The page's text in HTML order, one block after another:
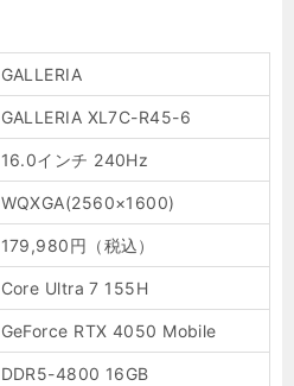
GALLERIA
GALLERIA XL7C-R45-6
16.0インチ 240Hz
WQXGA(2560×1600)
179,980円（税込）
Core Ultra 7 155H
GeForce RTX 4050 Mobile
DDR5-4800 16GB